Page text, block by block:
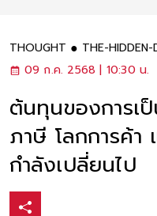
THOUGHT
THE-HIDDEN-
09 ก.ค. 2568 | 10:30 น.
ต้นทุนของการเ
ภาษี โลกการค้า
กำลังเปลี่ยนไป